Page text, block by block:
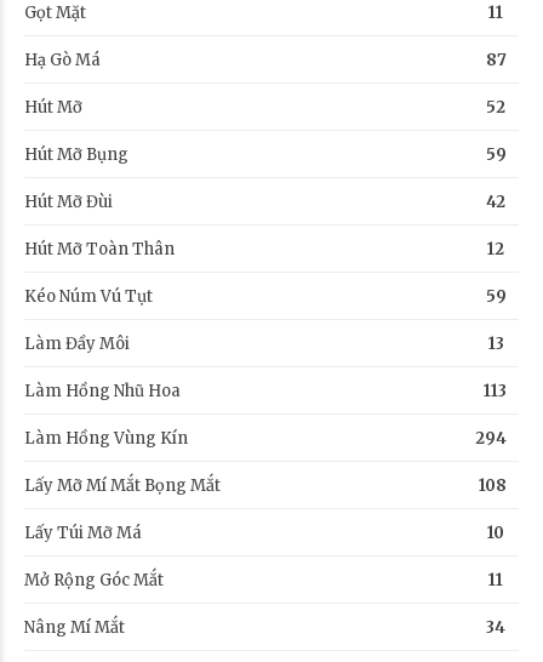
Gọt Mặt 11
Hạ Gò Má 87
Hút Mỡ 52
Hút Mỡ Bụng 59
Hút Mỡ Đùi 42
Hút Mỡ Toàn Thân 12
Kéo Núm Vú Tụt 59
Làm Đầy Môi 13
Làm Hồng Nhũ Hoa 113
Làm Hồng Vùng Kín 294
Lấy Mỡ Mí Mắt Bọng Mắt 108
Lấy Túi Mỡ Má 10
Mở Rộng Góc Mắt 11
Nâng Mí Mắt 34